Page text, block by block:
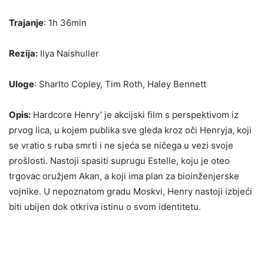
Trajanje: 1h 36min
Rezija: Ilya Naishuller
Uloge: Sharlto Copley, Tim Roth, Haley Bennett
Opis: Hardcore Henry’ je akcijski film s perspektivom iz
prvog lica, u kojem publika sve gleda kroz oči Henryja, koji
se vratio s ruba smrti i ne sjeća se ničega u vezi svoje
prošlosti. Nastoji spasiti suprugu Estelle, koju je oteo
trgovac oružjem Akan, a koji ima plan za bioinženjerske
vojnike. U nepoznatom gradu Moskvi, Henry nastoji izbjeći
biti ubijen dok otkriva istinu o svom identitetu.